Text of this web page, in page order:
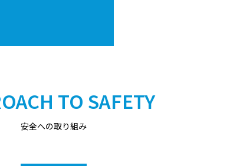
TO SAFETY
安全への取り組み